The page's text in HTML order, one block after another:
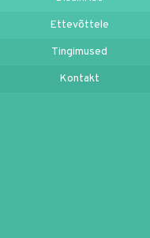
Ettevõttele
Tingimused
Kontakt